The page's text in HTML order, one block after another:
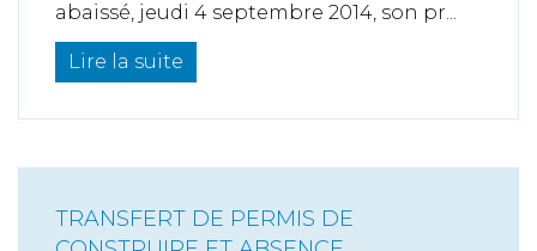
abaissé, jeudi 4 septembre 2014, son pr...
Lire la suite
TRANSFERT DE PERMIS DE